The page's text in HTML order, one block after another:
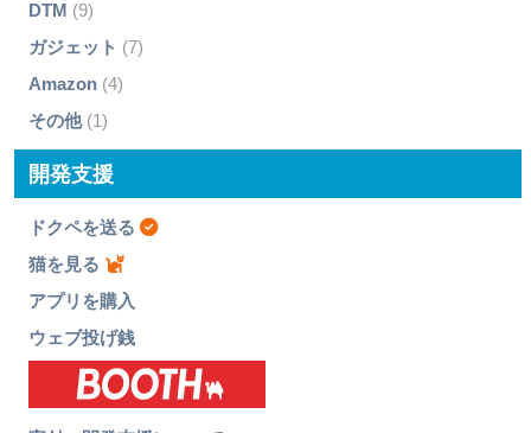
DTM (9)
ガジェット (7)
Amazon(4)
その他(1)
開発支援
ドクペを送る
猫を見る
アプリを購入
ウェブ投げ銭